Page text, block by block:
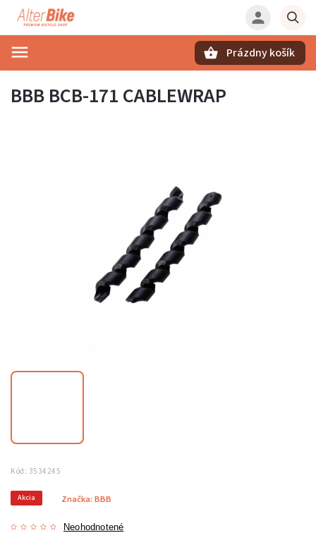
Prázdny košík
BBB BCB-171 CABLEWRAP
Kód: 3534245
Akcia
Neohodnotené
Značka: BBB